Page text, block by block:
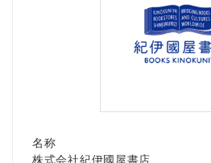
名称
株式会社紀伊國屋書店